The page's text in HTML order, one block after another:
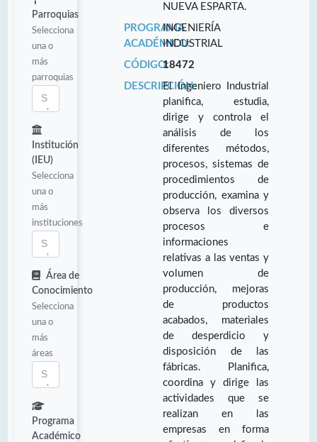
Parroquias
Selecciona
una o
más
parroquias
Institución
(IEU)
Selecciona
una o
más
instituciones
Área de
Conocimiento
Selecciona
una o
más
áreas
Programa
Académico
NUEVA ESPARTA.
PROGRAMA
ACADÉMICO:
INGENIERÍA
INDUSTRIAL
CÓDIGO:18472
DESCRIPCIÓN:El Ingeniero Industrial
planifica, estudia,
dirige y controla el
análisis de los
diferentes métodos,
procesos, sistemas de
procedimientos de
producción, examina y
observa los diversos
procesos e
informaciones
relativas a las ventas y
volumen de
producción, mejoras
de productos
acabados, materiales
de desperdicio y
disposición de las
fábricas. Planifica,
coordina y dirige las
actividades que se
realizan en las
empresas en forma